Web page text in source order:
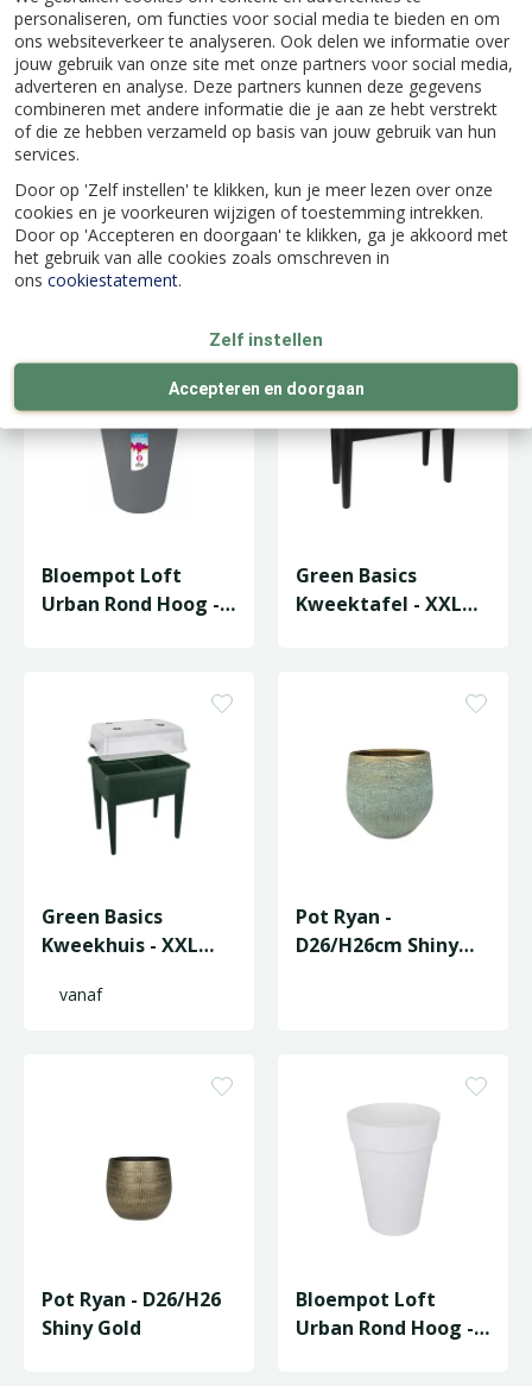
personaliseren, om functies voor social media te bieden en om
ons websiteverkeer te analyseren. Ook delen we informatie over
jouw gebruik van onze site met onze partners voor social media,
adverteren en analyse. Deze partners kunnen deze gegevens
combineren met andere informatie die je aan ze hebt verstrekt
of die ze hebben verzameld op basis van jouw gebruik van hun
services.
Door op 'Zelf instellen' te klikken, kun je meer lezen over onze
cookies en je voorkeuren wijzigen of toestemming intrekken.
Door op 'Accepteren en doorgaan' te klikken, ga je akkoord met
het gebruik van alle cookies zoals omschreven in
ons cookiestatement.
Zelf instellen
Accepteren en doorgaan
Bloempot Loft
Urban Rond op
Wielen - D39/H35cm
Bloempot Loft
Urban Rond op
Bloempot Loft
Urban Rond Hoog -
Green Basics
Kweektafel - XXL
Green Basics
Kweekhuis - XXL
Transparant
vanaf
Pot Ryan -
D26/H26cm Shiny
Pot Ryan - D26/H26
Shiny Gold
Bloempot Loft
Urban Rond Hoog -